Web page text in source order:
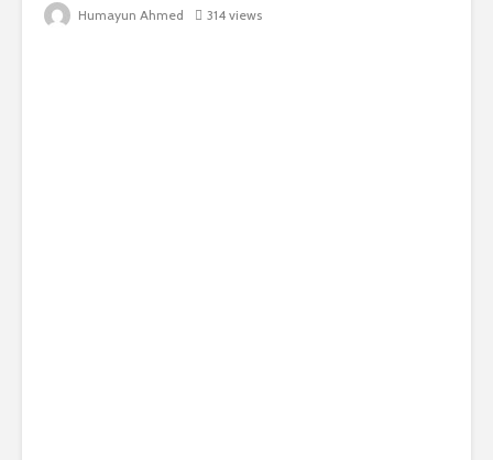
Humayun Ahmed 314 views